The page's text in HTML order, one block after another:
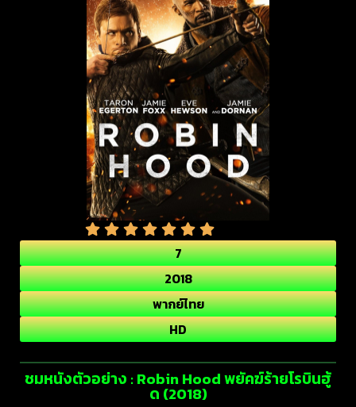
7
2018
พากย์ไทย
HD
ชมหนังตัวอย่าง : Robin Hood พยัคฆ์ร้ายโรบินฮู้
ด (2018)